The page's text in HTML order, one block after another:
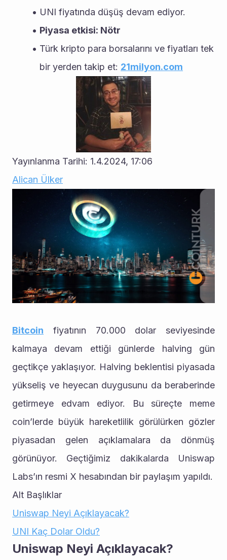
UNI fiyatında düşüş devam ediyor.
Piyasa etkisi: Nötr
Türk kripto para borsalarını ve fiyatları tek
bir yerden takip et: 21milyon.com
Yayınlanma Tarihi: 1.4.2024, 17:06
Alican Ülker
Bitcoin fiyatının 70.000 dolar seviyesinde
kalmaya devam ettiği günlerde halving gün
geçtikçe yaklaşıyor. Halving beklentisi piyasada
yükseliş ve heyecan duygusunu da beraberinde
getirmeye edvam ediyor. Bu süreçte meme
coin’lerde büyük hareketlilik görülürken gözler
piyasadan gelen açıklamalara da dönmüş
görünüyor. Geçtiğimiz dakikalarda Uniswap
Labs’ın resmi X hesabından bir paylaşım yapıldı.
Alt Başlıklar
Uniswap Neyi Açıklayacak?
UNI Kaç Dolar Oldu?
Uniswap Neyi Açıklayacak?